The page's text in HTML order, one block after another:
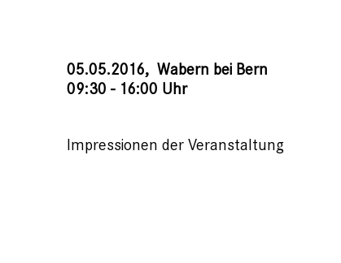
05.05.2016, Wabern bei Bern
09:30 - 16:00 Uhr
Impressionen der Veranstaltung